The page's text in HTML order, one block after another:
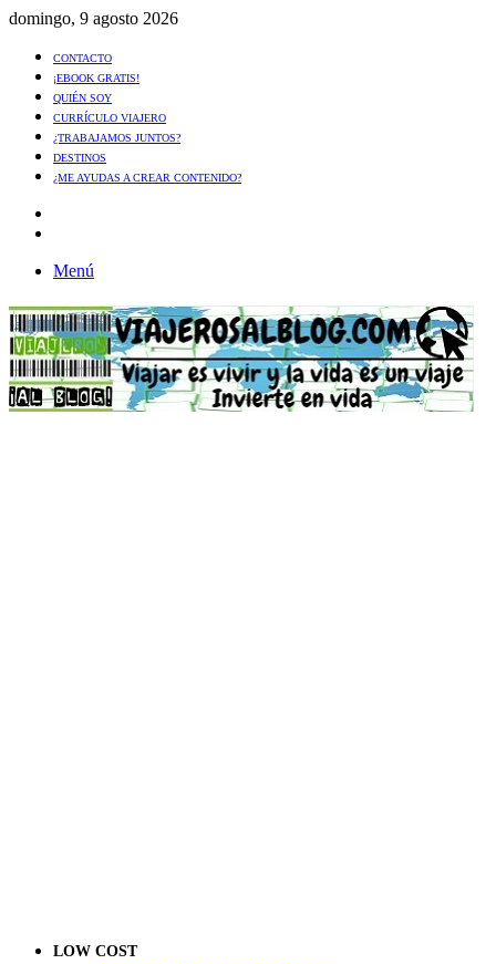
domingo, 9 agosto 2026
CONTACTO
¡EBOOK GRATIS!
QUIÉN SOY
CURRÍCULO VIAJERO
¿TRABAJAMOS JUNTOS?
DESTINOS
¿ME AYUDAS A CREAR CONTENIDO?
Menú
LOW COST